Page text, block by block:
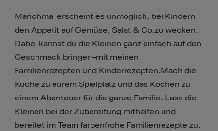
Manchmal erscheint es unmöglich, bei Kindern
den Appetit auf Gemüse, Salat & Co.zu wecken.
Dabei kannst du die Kleinen ganz einfach auf den
Geschmack bringen–mit meinen
Familienrezepten und Kinderrezepten.Mach die
Küche zu eurem Spielplatz und das Kochen zu
einem Abenteuer für die ganze Familie. Lass die
Kleinen bei der Zubereitung mithelfen und
bereitet im Team farbenfrohe Familienrezepte zu.